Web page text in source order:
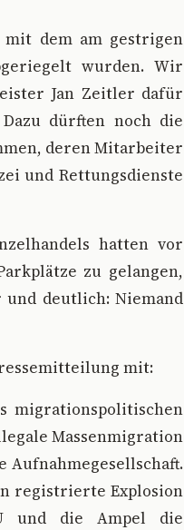
dem am gestrigen
wurden. Wir
Jan Zeitler dafür
Dazu dürften noch die
deren Mitarbeiter
und Rettungsdienste
hatten vor
zu gelangen,
deutlich: Niemand
mit:
migrationspolitischen
Massenmigration
registrierte Explosion
und die Ampel die